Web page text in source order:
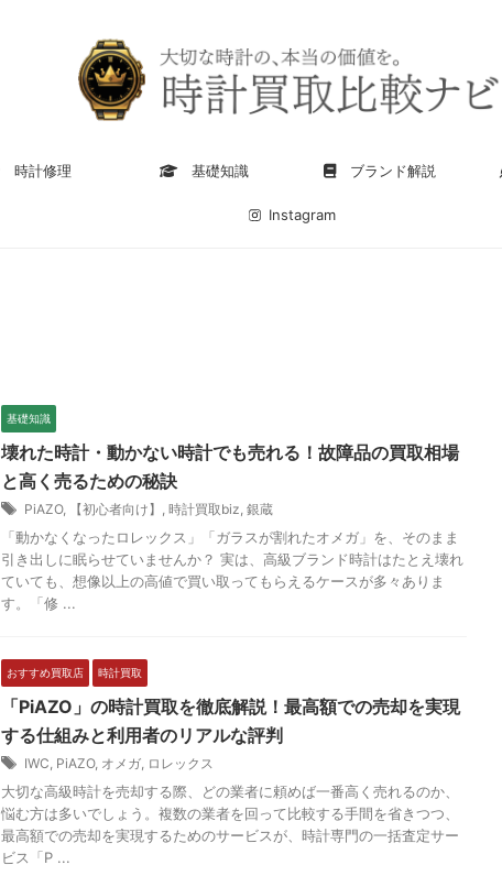
時計修理 基礎知識 ブランド解説
Instagram
基礎知識
壊れた時計・動かない時計でも売れる！故障品の買取相場
と高く売るための秘訣
PiAZO, 【初心者向け】 , 時計買取biz, 銀蔵
「動かなくなったロレックス」「ガラスが割れたオメガ」を、そのまま
引き出しに眠らせていませんか？ 実は、高級ブランド時計はたとえ壊れ
ていても、想像以上の高値で買い取ってもらえるケースが多々ありま
す。「修 ...
おすすめ買取店 時計買取
「PiAZO」の時計買取を徹底解説！最高額での売却を実現
する仕組みと利用者のリアルな評判
IWC, PiAZO, オメガ, ロレックス
大切な高級時計を売却する際、どの業者に頼めば一番高く売れるのか、
悩む方は多いでしょう。複数の業者を回って比較する手間を省きつつ、
最高額での売却を実現するためのサービスが、時計専門の一括査定サー
ビス「P ...